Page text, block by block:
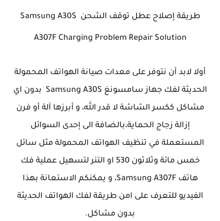
طريقة إصلاح عطل توقف الشحن Samsung A30S
A307F Charging Problem Repair Solution
أولا لابد أن نتوفر على معدات صيانة الهواتف المحمولة
الحديثة لفك جهاز سامسونغ Samsung A30S بدون اي
مشاكل ككسر الشاشة لا قدر الله، و أبرزها آلة أو فرن
إزالة زجاج الحماية،بالضافة الى إحدى السوائل
المستعملة في تنظيف الهواتف المحمولة مثل سائل
خمس مائة وثلاثون 530 او التنر لتسهيل عملية فك
هاتف Samsung A307F
، و يمكنكم الاستعانة بهذا
الفيديو للتعرف على امن طريقة لفك الهواتف الحديثة
بدون مشاكل.